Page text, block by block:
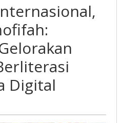
Gubernur
Khofifah:
Momentum
Gelorakan
Pentingnya
Berliterasi
Hingga
Digital